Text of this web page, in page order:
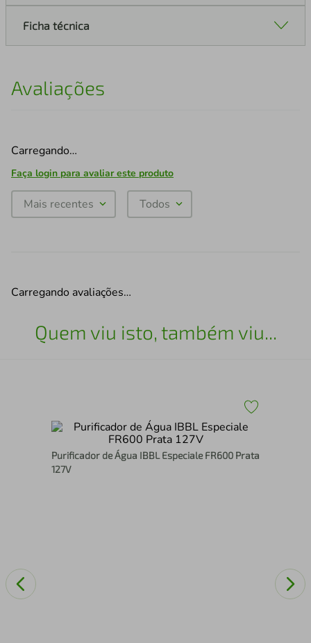
Ficha técnica
Avaliações
Carregando…
Faça login para avaliar este produto
Mais recentes Todos
Carregando avaliações…
Quem viu isto, também viu...
Purificador de Água IBBL Especiale FR600 Prata
127V